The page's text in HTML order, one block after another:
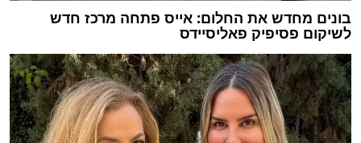
בונים מחדש את החלום: אייס פתחה מרכז חדש
לשיקום פסיפיק פאליסיידס